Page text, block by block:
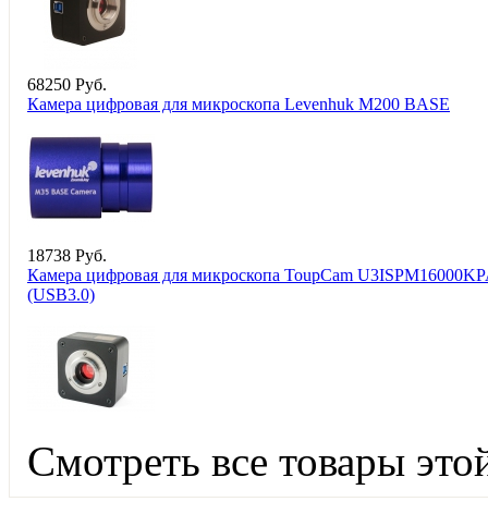
68250 Руб.
Камера цифровая для микроскопа Levenhuk M200 BASE
18738 Руб.
Камера цифровая для микроскопа ToupCam
(USB3.0)
Смотреть все товары